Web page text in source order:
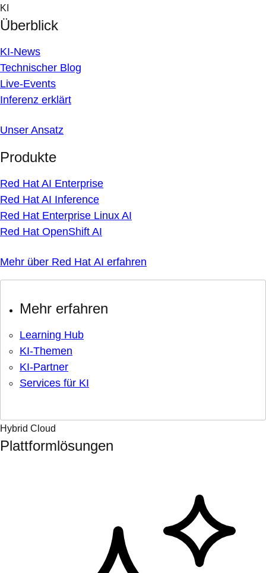
Skip
to
content
KI
Überblick
KI-News
Technischer Blog
Live-Events
Inferenz erklärt
Unser Ansatz
Produkte
Red Hat AI Enterprise
Red Hat AI Inference
Red Hat Enterprise Linux AI
Red Hat OpenShift AI
Mehr über Red Hat AI erfahren
Mehr erfahren
Learning Hub
KI-Themen
KI-Partner
Services für KI
Hybrid Cloud
Plattformlösungen